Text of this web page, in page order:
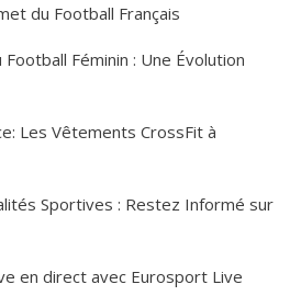
du Football Français
Féminin : Une Évolution
Les Vêtements CrossFit à
Sportives : Restez Informé sur
en direct avec Eurosport Live